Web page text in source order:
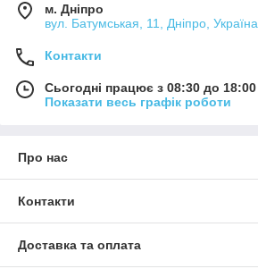
м. Дніпро
вул. Батумськая, 11, Дніпро, Україна
Контакти
Сьогодні працює з 08:30 до 18:00
Показати весь графік роботи
Про нас
Контакти
Доставка та оплата